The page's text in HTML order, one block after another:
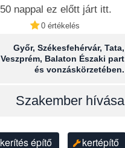
50 nappal ez előtt járt itt.
0 értékelés
Győr, Székesfehérvár, Tata,
Veszprém, Balaton Északi part
és vonzáskörzetében.
Szakember hívása
kerítés építő
kertépítő